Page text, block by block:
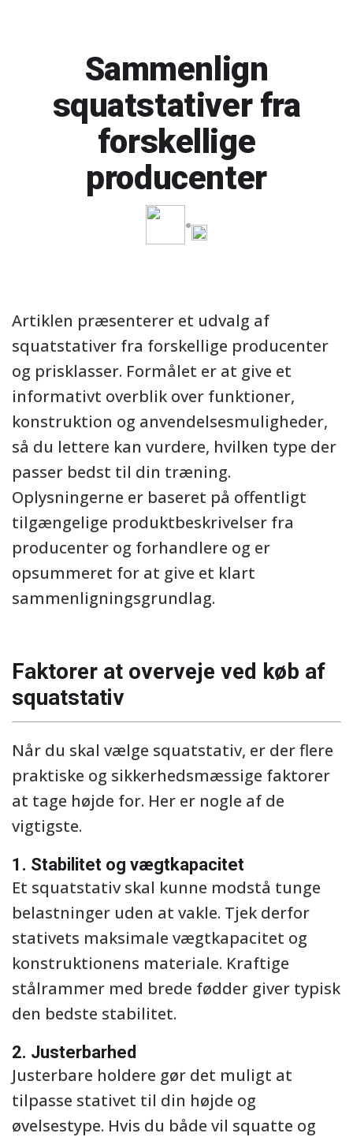
Sammenlign
squatstativer fra
forskellige
producenter
Artiklen præsenterer et udvalg af
squatstativer fra forskellige producenter
og prisklasser. Formålet er at give et
informativt overblik over funktioner,
konstruktion og anvendelsesmuligheder,
så du lettere kan vurdere, hvilken type der
passer bedst til din træning.
Oplysningerne er baseret på offentligt
tilgængelige produktbeskrivelser fra
producenter og forhandlere og er
opsummeret for at give et klart
sammenligningsgrundlag.
Faktorer at overveje ved køb af
squatstativ
Når du skal vælge squatstativ, er der flere
praktiske og sikkerhedsmæssige faktorer
at tage højde for. Her er nogle af de
vigtigste.
1. Stabilitet og vægtkapacitet
Et squatstativ skal kunne modstå tunge
belastninger uden at vakle. Tjek derfor
stativets maksimale vægtkapacitet og
konstruktionens materiale. Kraftige
stålrammer med brede fødder giver typisk
den bedste stabilitet.
2. Justerbarhed
Justerbare holdere gør det muligt at
tilpasse stativet til din højde og
øvelsestype. Hvis du både vil squatte og